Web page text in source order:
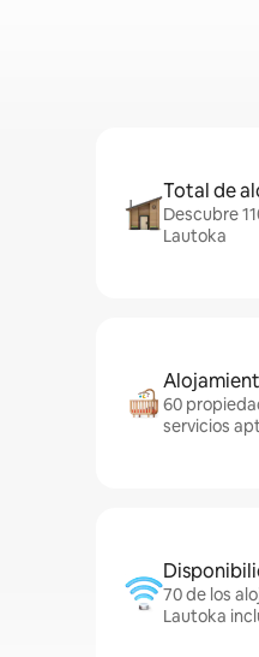
Total de
Descubre
Lautoka
60
servicios
70 de los
Lautoka